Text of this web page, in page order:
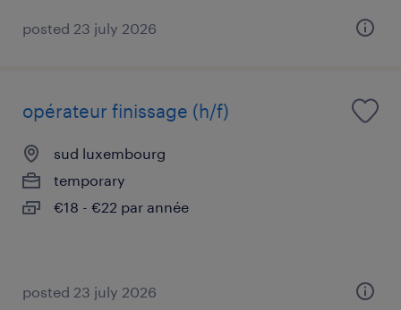
posted 23 july 2026
opérateur finissage (h/f)
sud luxembourg
temporary
€18 - €22 par année
posted 23 july 2026